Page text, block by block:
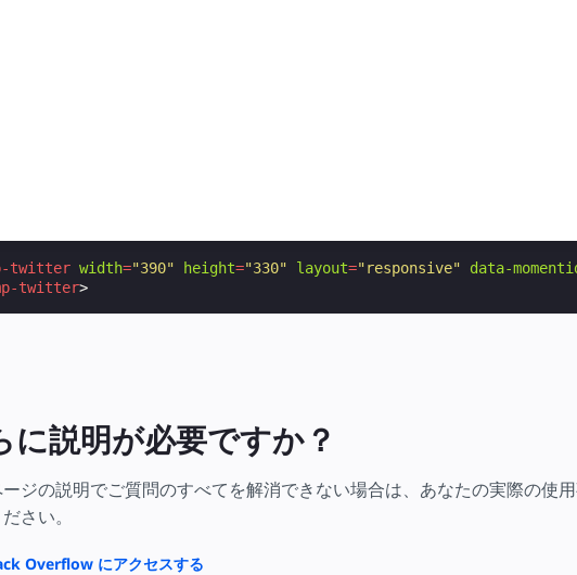
twitter width="390" height="330" layout="responsive" data-
twitter>
に説明が必要ですか？
ージの説明でご質問のすべてを解消できない場合は、あなたの実際の使
さい。
Overflow にアクセスする